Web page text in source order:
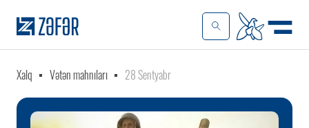
Xalq Vətən mahnıları 28 Sentyabr